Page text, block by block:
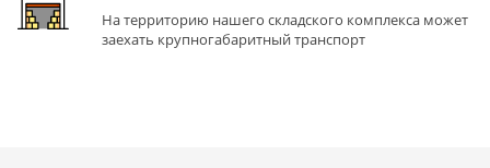
На территорию нашего складского комплекса может
заехать крупногабаритный транспорт